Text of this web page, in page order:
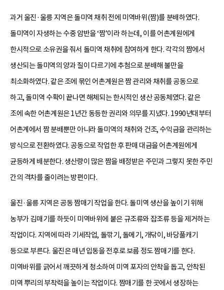
과거 울진·울릉 지역은 돌미역 채취 전에 미역바위(짬)를 분배하였다.
돌미역이 자생하는 수중 암반을 ‘짬’이라 하는데, 이를 어촌계원에게
한시적으로 소유권을 줘서 돌미역 채취에 참여하게 한다. 각각의 짬에서
생산되는 돌미역의 양과 질이 다르기에 추첨으로 분배해 불만을
최소화하였다. 같은 조에 묶인 어촌계원은 짬 관리와 채취를 공동으로
하고, 돌미역 수확이 끝나면 해체되는 한시적인 생산 공동체였다. 같은
조에 속한 어촌계원은 1년간 동등한 권리와 의무를 지녔다. 1990년대부터
어촌계에서 짬 분배뿐만 아니라 돌미역의 채취와 건조, 수익금을 관리하는
방식으로 전환하였다. 공동으로 작업한 후 판매 대금을 어촌계원에게
균등하게 배분한다. 생산량이 많은 짬을 배정받은 주민과 그렇지 못한 주민
간의 격차를 줄이려는 방편이다.
울진·울릉 지역은 공동 짬매기 작업을 한다. 돌미역 생산을 높이기 위해
농부가 김매기를 하듯이 미역바위에 붙은 규조류와 잡조류 등을 제거하는
작업이다. 지역에 따라 기세작업, 돌깎기, 돌메기, 개닦이, 바당풀캐기
등으로 부른다. 울진은 매년 입동을 전후로 보름 정도 짬매기를 한다.
미역바위를 긁어서 깨끗하게 청소하여 미역 포자의 안착을 돕고, 안착된
미역 뿌리의 부착력을 높이는 작업이다. 짬매기를 한 곳에서 생장하는